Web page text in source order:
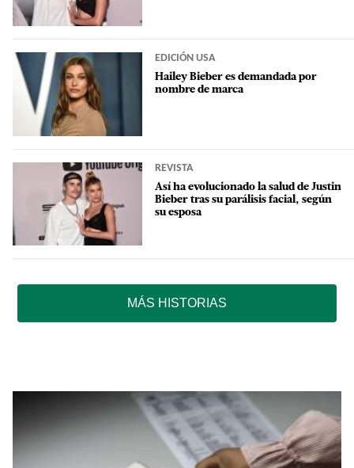
EDICIÓN USA
Hailey Bieber es demandada por
nombre de marca
REVISTA
Así ha evolucionado la salud de Justin
Bieber tras su parálisis facial, según
su esposa
MÁS HISTORIAS